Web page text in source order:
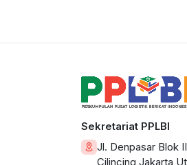
Sekretariat PPLBI
Jl. Denpasar Blok
Cilincing Jakarta